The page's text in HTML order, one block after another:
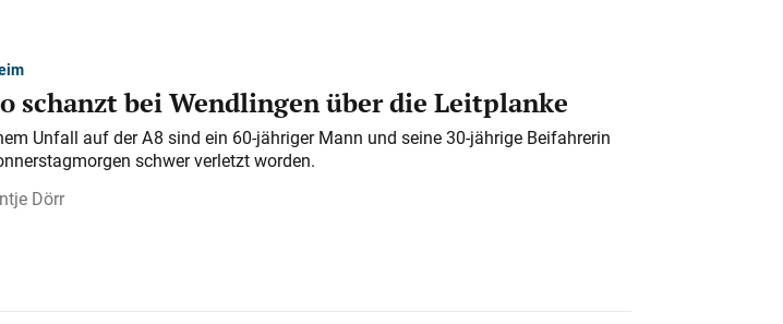
schanzt bei Wendlingen über die Leitplanke
Unfall auf der A 8 sind ein 60-jähriger Mann und seine 30-jährige Beifahrerin
schwer verletzt worden.
Dörr